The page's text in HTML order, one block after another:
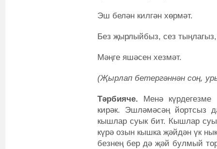
Эш белән килгән хөрмәт.
Без җырлыйбыз, сез тыңлагыз,
Мәңге яшәсен хезмәт.
(Җырлап бетергәннән соң,
Тәрбияче. Менә күрдегезме
кирәк. Эшләмәсәң йортсыз
кышлар суык бит. Кышлар
күрә озын кышка җәйдән үк
безнең бер дә җәй булмый